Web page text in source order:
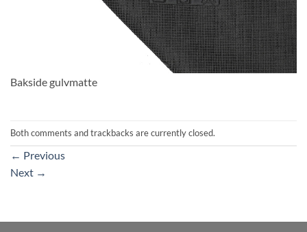
Bakside gulvmatte
Both comments and trackbacks are currently closed.
← Previous
Next →